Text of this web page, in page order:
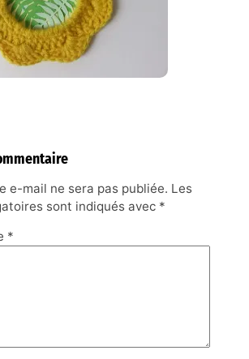
e-mail ne sera pas publiée. Les
sont indiqués avec *
*